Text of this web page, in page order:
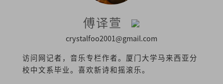
傅译萱
crystalfoo2001@gmail.com
访问网记者，音乐专栏作者。厦门大学马来西亚分
校中文系毕业。喜欢新诗和摇滚乐。